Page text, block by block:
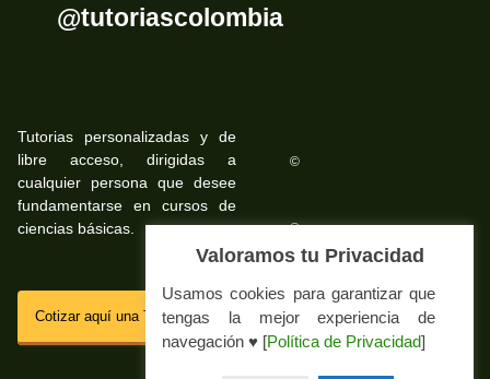
@tutoriascolombia
Tutorias personalizadas y de
libre acceso, dirigidas a
cualquier persona que desee
fundamentarse en cursos de
ciencias básicas.
Cotizar aquí una Tutoria Web
©
©
SSL
Valoramos tu Privacidad
Usamos cookies para garantizar que
tengas la mejor experiencia de
navegación ♥ [Política de Privacidad]